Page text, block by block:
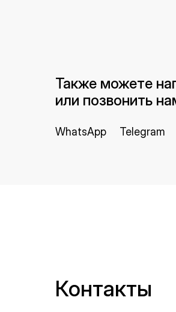
Telegram
WhatsApp
Также можете
или позвонить
Контакты